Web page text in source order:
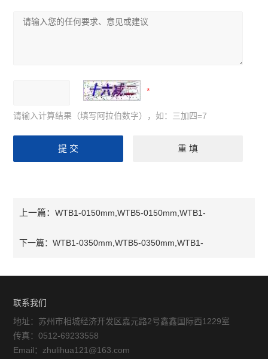
请输入计算结果（填写阿拉伯数字），如：三加四=7
上一篇：WTB1-0150mm,WTB5-0150mm,WTB1-
0200mm,WTB5-0200mmWTB1-0150mm,WTB5-
下一篇：WTB1-0350mm,WTB5-0350mm,WTB1-
0350mm,WTB1-0400mm,WTB5-0400mm
联系我们
地址：苏州市相城经济开发区嘉元路2号鑫鑫国际西1229室
传真：0512-69233558
Email：zhulihua121@163.com